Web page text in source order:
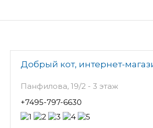
Добрый кот, интернет-
Панфилова, 19/2 - 3 этаж
+7495-797-6630